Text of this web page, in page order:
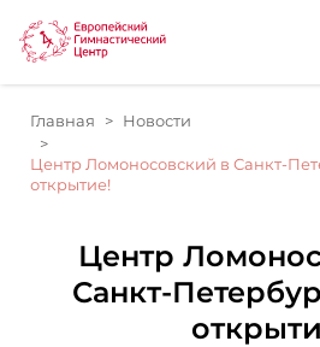
Главная Новости
Центр Ломоносовский в Санкт-
открытие!
Центр
Санкт-